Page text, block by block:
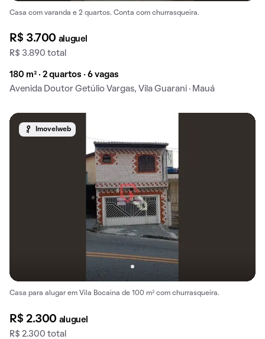
Casa com varanda e 2 quartos. Conta com churrasqueira.
R$ 3.700 aluguel
R$ 3.890 total
180 m² · 2 quartos · 6 vagas
Avenida Doutor Getúlio Vargas, Vila Guarani · Mauá
Imovelweb
Casa para alugar em Vila Bocaina de 100 m² com churrasqueira.
R$ 2.300 aluguel
R$ 2.300 total